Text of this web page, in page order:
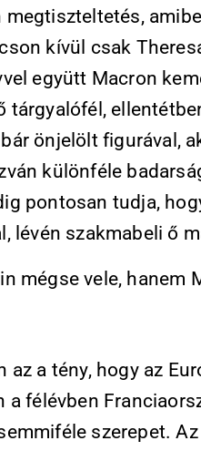
megtiszteltetés,
kívül csak
együtt Macron
tárgyalófél,
önjelölt figurával,
különféle
pontosan tudja,
lévén szakmabeli ő
mégse vele, hanem
az a tény, hogy az
a félévben
szerepet.